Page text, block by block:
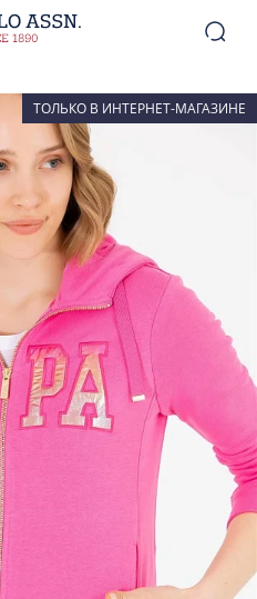
ТОЛЬКО В ИНТЕРНЕТ-МАГАЗИНЕ